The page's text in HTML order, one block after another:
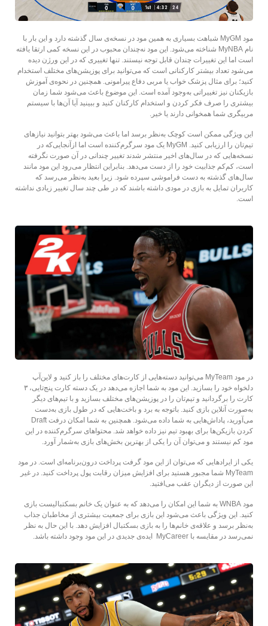
مود MyGM شباهت بسیاری به همین مود در نسخه‌ی سال گذشته دارد و این بار با
نام MyNBA شناخته می‌شود. این مود نه‌چندان محبوب در این نسخه کمی ارتقا یافته
است اما این تغییرات چندان قابل توجه نیستند. تنها تغییری که در این ورژن دیده
می‌شود تعداد بیشتر کارکنانی است که می‌توانید برای پوزیشن‌های مختلف استخدام
کنید؛ برای مثال پزشک خواب یا مربی دفاع پیرامونی. همچنین در نحوه‌ی آموزش
بازیکنان نیز تغییراتی به‌وجود آمده است. این موضوع باعث می‌شود شما زمان
بیشتری را صرف فکر کردن و استخدام کارکنان کنید و ببینید آیا آن‌ها با سیستم
مربیگری شما همخوانی دارند یا خیر.
این ویژگی‌ ممکن است کوچک به‌نظر برسد اما باعث می‌شود بهتر بتوانید نیازهای
تیم‌تان را ارزیابی کنید. MyGM یک مود سرگرم‌کننده است اما ازآنجایی‌که در
نسخه‌هایی که در سال‌های اخیر منتشر شدند تغییر چندانی در آن صورت نگرفته
است، کم‌کم جذابیت خود را از دست می‌دهد. بنابراین انتظار می‌رود این مود مانند
سال‌های گذشته به دست فراموشی سپرده شود. زیرا بعید به‌نظر می‌رسد که
کاربران تمایل به بازی در مودی داشته باشند که در طی چند سال تغییر زیادی نداشته
است.
در مود MyTeam می‌توانید دسته‌هایی از کارت‌های مختلف را باز کنید و لاین‌آپ
دلخواه خود را بسازید. این مود به شما اجازه می‌دهد در یک دسته کارت پنج‌تایی، ۳
کارت را برگردانید و تیم‌تان را در پوزیشن‌های مختلف بسازید و با تیم‌های دیگر
به‌صورت آنلاین بازی کنید. باتوجه به برد و باخت‌هایی که در طول بازی به‌دست
می‌آورید، پاداش‌هایی به شما داده می‌شود. همچنین به شما امکان درفت Draft
کردن بازیکن‌ها برای بهبود تیم نیز داده خواهد شد. محتواهای سرگرم‌کننده در این
مود کم نیستند و می‌توان آن را یکی از بهترین بخش‌های بازی به‌شمار آورد.
یکی از ایرادهایی که می‌توان از این مود گرفت پرداخت درون‌برنامه‌ای است. در مود
MyTeam شما مجبور هستید برای افزایش میزان رقابت پول پرداخت کنید. در غیر
این صورت از دیگران عقب می‌افتید.
مود WNBA به شما این امکان را می‌دهد که به عنوان یک خانم بسکتبالیست بازی
کنید. این ویژگی باعث می‌شود این بازی برای جمعیت بیشتری از مخاطبان جذاب
به‌نظر برسد و علاقه‌ی خانم‌ها را به بازی بسکتبال افزایش دهد. با این حال به نظر
نمی‌رسد در مقایسه با MyCareer ایده‌ی جدیدی در این مود وجود داشته باشد.